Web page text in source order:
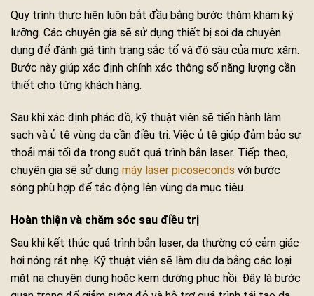
Quy trình thực hiện luôn bắt đầu bằng bước thăm khám kỹ
lưỡng. Các chuyên gia sẽ sử dụng thiết bị soi da chuyên
dụng để đánh giá tình trạng sắc tố và độ sâu của mực xăm.
Bước này giúp xác định chính xác thông số năng lượng cần
thiết cho từng khách hàng.
Sau khi xác định phác đồ, kỹ thuật viên sẽ tiến hành làm
sạch và ủ tê vùng da cần điều trị. Việc ủ tê giúp đảm bảo sự
thoải mái tối đa trong suốt quá trình bắn laser. Tiếp theo,
chuyên gia sẽ sử dụng máy laser picoseconds với bước
sóng phù hợp để tác động lên vùng da mục tiêu.
Hoàn thiện và chăm sóc sau điều trị
Sau khi kết thúc quá trình bắn laser, da thường có cảm giác
hơi nóng rát nhẹ. Kỹ thuật viên sẽ làm dịu da bằng các loại
mặt nạ chuyên dụng hoặc kem dưỡng phục hồi. Đây là bước